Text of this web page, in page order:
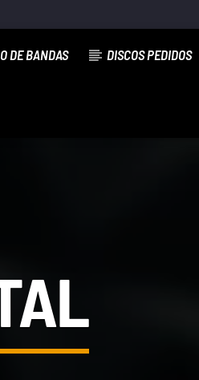
DE BANDAS DISCOS PEDIDOS